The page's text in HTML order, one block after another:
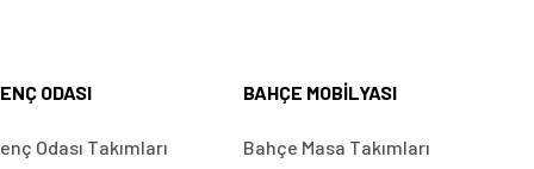
ODASI
Odası Takımları
BAHÇE MOBILYASI
Bahçe Masa Takımları